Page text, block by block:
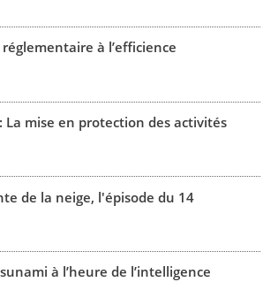
réglementaire à l’efficience
La mise en protection des activités
de la neige, l'épisode du 14
à l’heure de l’intelligence